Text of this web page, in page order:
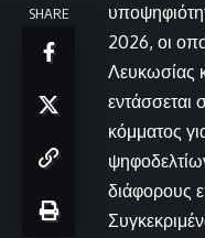
SHARE
2026, οι
Λευκωσίας
εντάσσεται
κόμματος
διάφορους